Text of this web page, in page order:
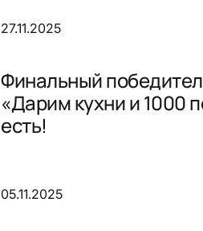
27.11.2025
Финальный
«Дарим кухни и 1000
есть!
05.11.2025